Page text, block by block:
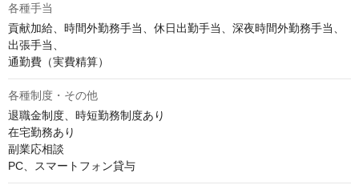
各種手当
貢献加給、時間外勤務手当、休日出勤手当、深夜時間外勤務手当、
出張手当、
通勤費（実費精算）
各種制度・その他
退職金制度、時短勤務制度あり
在宅勤務あり
副業応相談
PC、スマートフォン貸与